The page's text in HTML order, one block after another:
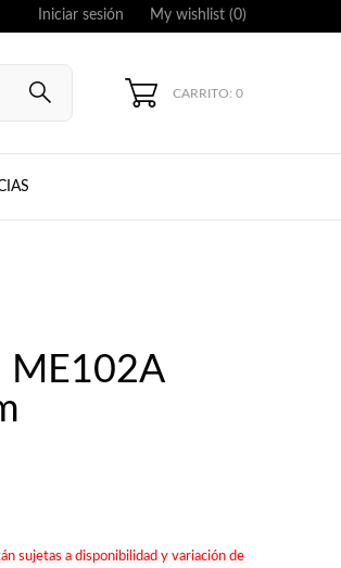
Iniciar sesión My wishlist (0)
CARRITO: 0
ME102A
sujetas a disponibilidad y variación de